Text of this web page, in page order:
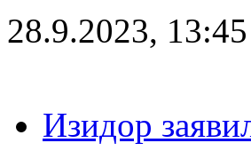
28.9.2023, 13:45
Изидор